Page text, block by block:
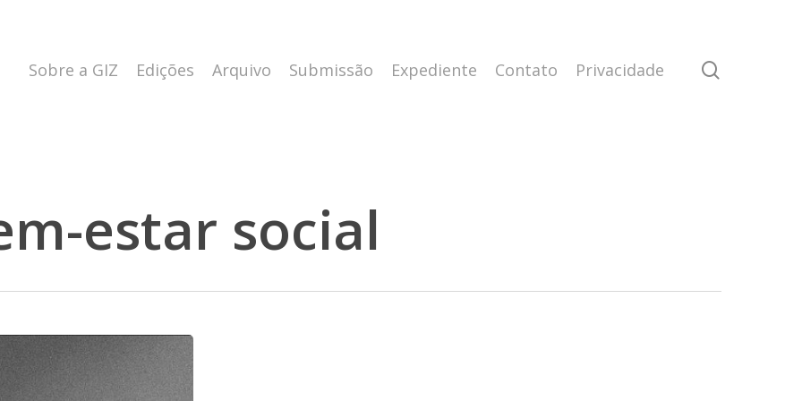
Sobre a GIZ Edições Arquivo Submissão Expediente Contato Privacidade
estar social